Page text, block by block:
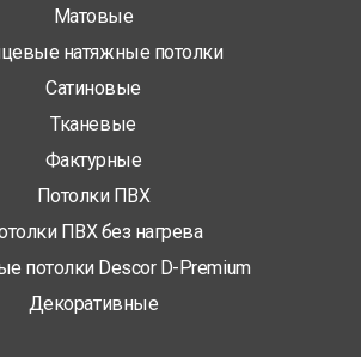
Матовые
натяжные потолки
Сатиновые
Тканевые
Фактурные
Потолки ПВХ
ПВХ без нагрева
потолки Descor D-Premium
Декоративные